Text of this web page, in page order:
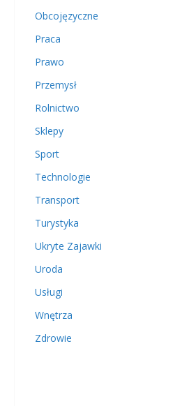
Obcojęzyczne
Praca
Prawo
Przemysł
Rolnictwo
Sklepy
Sport
Technologie
Transport
Turystyka
Ukryte Zajawki
Uroda
Usługi
Wnętrza
Zdrowie